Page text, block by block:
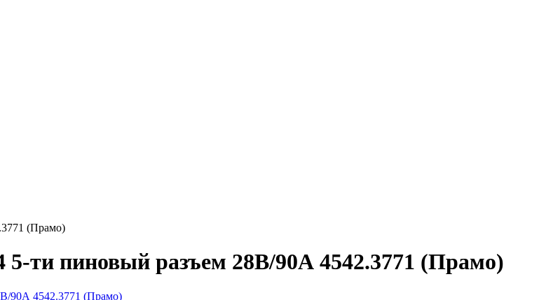
(Прамо)
5-ти пиновый разъем 28В/90А 4542.3771 (Прамо)